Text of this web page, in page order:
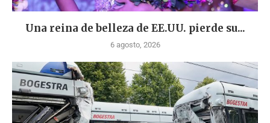
Una reina de belleza de EE.UU. pierde su...
6 agosto, 2026